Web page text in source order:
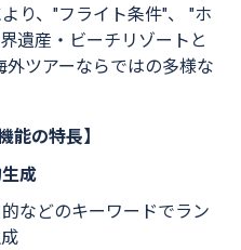
り、 "フライト条件"、 "ホ
遺産・ビーチリゾートと
外ツアーならではの多様な
能の特長】
成
などのキーワードでラン